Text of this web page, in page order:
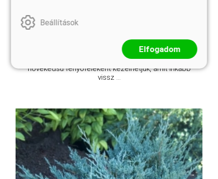
szárazságtűrő növény. Sivatagi, félsivatagi zord
környezetből származik, ezért a mi kertjeink klímája
maga a kánaán számára. Ennek megfelelően gyors
növekedsű fenyőféleként kezelhetjük, amit inkább
vissz ...
Beállítások
Elfogadom